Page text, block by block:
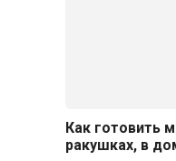
Как готовить
ракушках, в